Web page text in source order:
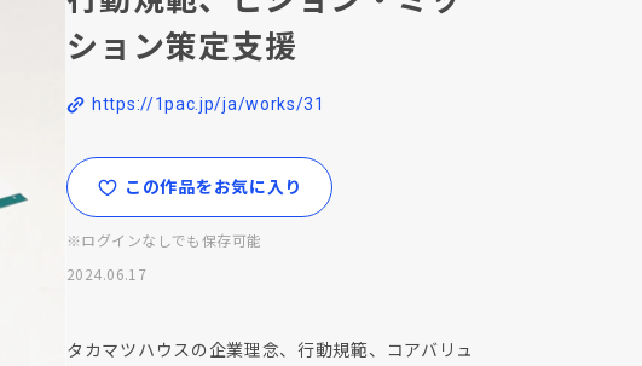
ション策定支援
https://1pac.jp/ja/works/31
この作品をお気に入り
※ログインなしでも保存可能
2024.06.17
タカマツハウスの企業理念、行動規範、コアバリュ